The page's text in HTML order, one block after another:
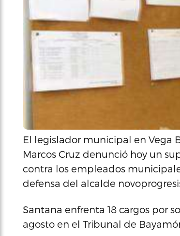
El legislador municipal en Vega
Marcos Cruz denunció hoy un
contra los empleados
defensa del alcalde
Santana enfrenta 18 cargos por
agosto en el Tribunal de